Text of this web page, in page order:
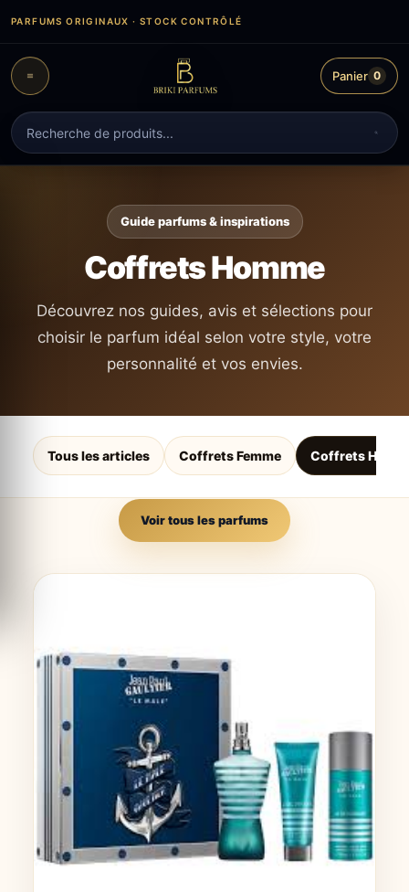
contenu
PARFUMS ORIGINAUX · STOCK CONTRÔLÉ
Recherche
de
produits
Panier 0
Guide parfums & inspirations
Coffrets Homme
Découvrez nos guides, avis et sélections pour
choisir le parfum idéal selon votre style, votre
personnalité et vos envies.
Tous les articles Coffrets Femme Coffrets
Voir tous les parfums